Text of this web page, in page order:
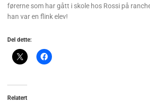
førerne som har gått i skole hos Rossi på
han var en flink elev!
Del dette:
Relatert